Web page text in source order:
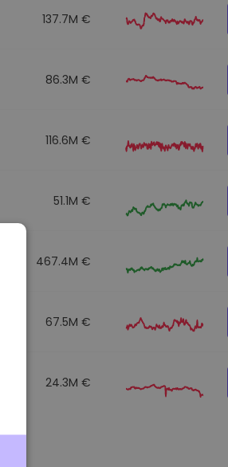
137.7M €
86.3M €
116.6M €
51.1M €
467.4M €
67.5M €
24.3M €